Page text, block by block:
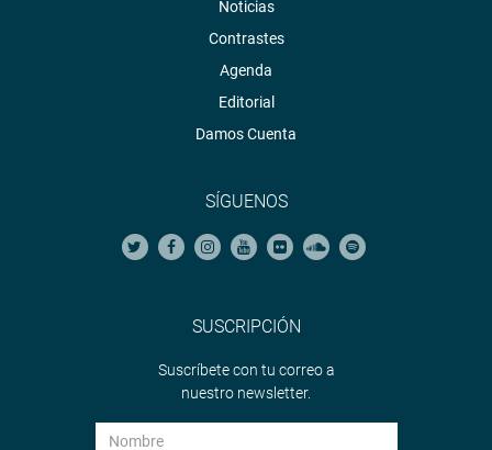
Noticias
Contrastes
Agenda
Editorial
Damos Cuenta
SÍGUENOS
SUSCRIPCIÓN
Suscríbete con tu correo a
nuestro newsletter.